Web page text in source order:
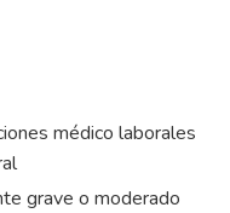
médico laborales
grave o moderado